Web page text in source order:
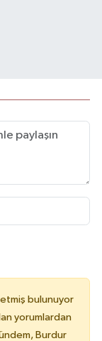
bulunuyor
yorumlardan
Burdur